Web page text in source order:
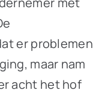
er problemen
maar nam
acht het hof